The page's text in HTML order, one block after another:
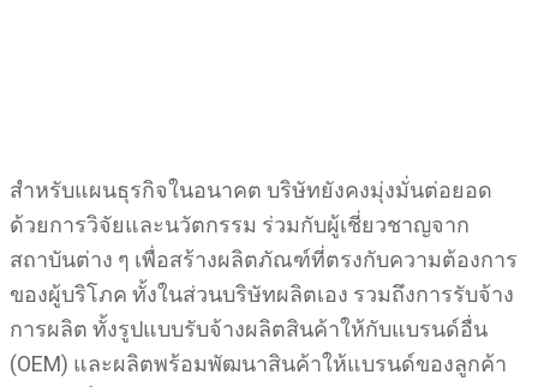
สำหรับแผนธุรกิจในอนาคต บริษัทยังคงมุ่งมั่นต่อยอด
ด้วยการวิจัยและนวัตกรรม ร่วมกับผู้เชี่ยวชาญจาก
สถาบันต่าง ๆ เพื่อสร้างผลิตภัณฑ์ที่ตรงกับความต้องการ
ของผู้บริโภค ทั้งในส่วนบริษัทผลิตเอง รวมถึงการรับจ้าง
การผลิต ทั้งรูปแบบรับจ้างผลิตสินค้าให้กับแบรนด์อื่น
(OEM) และผลิตพร้อมพัฒนาสินค้าให้แบรนด์ของลูกค้า